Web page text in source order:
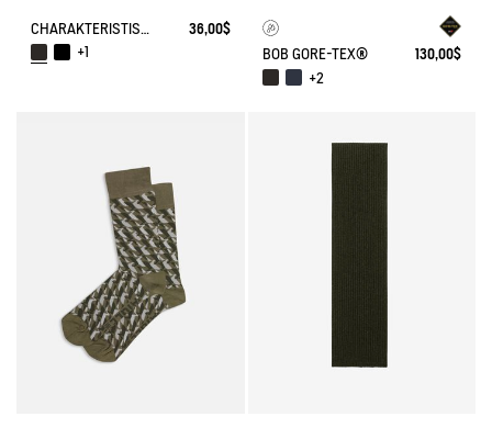
CHARAKTERISTISCHE SOCKEN
36,00$
+1
BOB GORE-TEX®
130,00$
+2